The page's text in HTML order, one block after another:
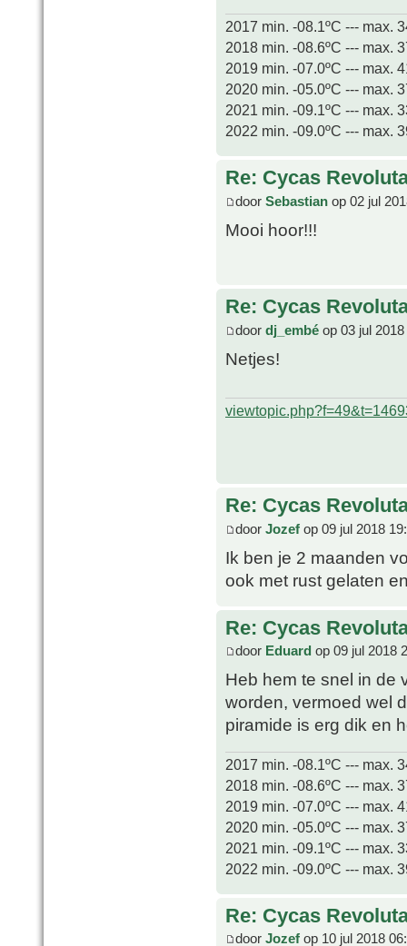
2017 min. -08.1ºC --- max.
2018 min. -08.6ºC --- max.
2019 min. -07.0ºC --- max.
2020 min. -05.0ºC --- max.
2021 min. -09.1ºC --- max.
2022 min. -09.0ºC --- max.
Re: Cycas
door Sebastian op 02 jul
Mooi hoor!!!
Re: Cycas
door dj_embé op 03 jul
Netjes!
Re: Cycas
door Jozef op 09 jul 2018
Ik ben je 2 maanden
ook met rust gelaten
Re: Cycas
door Eduard op 09 jul 2018
Heb hem te snel in de
worden, vermoed wel
piramide is erg dik en
2017 min. -08.1ºC --- max.
2018 min. -08.6ºC --- max.
2019 min. -07.0ºC --- max.
2020 min. -05.0ºC --- max.
2021 min. -09.1ºC --- max.
2022 min. -09.0ºC --- max.
Re: Cycas
door Jozef op 10 jul 2018